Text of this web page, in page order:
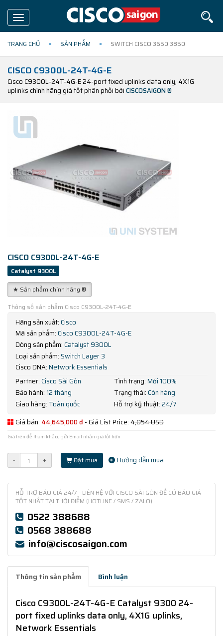
Toggle
navigation
TRANG CHỦ SẢN PHẨM SWITCH CISCO 3650 3850
CISCO C9300L-24T-4G-E
Cisco C9300L-24T-4G-E 24-port fixed uplinks data only, 4X1G
uplinks chính hãng giá tốt phân phối bởiCISCOSAIGON ®
CISCO C9300L-24T-4G-E
Catalyst 9300L
★ Sản phẩm chính hãng ®
Thông số sản phẩm Cisco C9300L-24T-4G-E
Hãng sản xuất:Cisco
Mã sản phẩm:Cisco C9300L-24T-4G-E
Dòng sản phẩm:Catalyst 9300L
Loại sản phẩm: Switch Layer 3
Cisco DNA:Network Essentials
Partner:Cisco Sài Gòn Tình trạng:Mới 100%
Bảo hành: 12 tháng Trạng thái:Còn hàng
Giao hàng: Toàn quốc Hỗ trợ kỹ thuật:24/7
Giá bán: 44,645,000 đ- Giá List Price:4,054 USD
Giá trên để tham khảo, gửi Email nhận giá tốt hơn
- + Đặt mua Hướng dẫn mua
HỖ TRỢ BÁO GIÁ 24/7 - LIÊN HỆ VỚI CISCO SÀI GÒN ĐỂ CÓ BÁO GIÁ
TỐT NHẤT TẠI THỜI ĐIỂM (HOTLINE / SMS / ZALO)
0522 388688
0568 388688
info@ciscosaigon.com
Thông tin sản phẩm Bình luận
Cisco C9300L-24T-4G-E Catalyst 9300 24-
port fixed uplinks data only, 4X1G uplinks,
Network Essentials